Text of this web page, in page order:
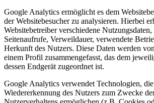
Google Analytics ermöglicht es dem
der Websitebesucher zu analysieren. Hierbei
Websitebetreiber verschiedene
Seitenaufrufe, Verweildauer, verwendete
Herkunft des Nutzers. Diese Daten werden
einem Profil zusammengefasst, das dem
dessen Endgerät zugeordnet ist.
Google Analytics verwendet Technologien,
Wiedererkennung des Nutzers zum Zwecke